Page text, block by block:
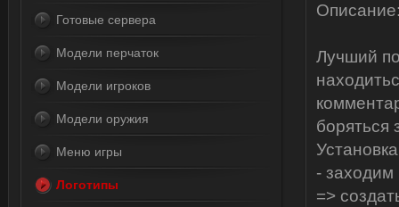
Лучший
боряться
Установка
-
=>
Готовые сервера
Модели перчаток
Модели игроков
Модели оружия
Меню игры
Логотипы